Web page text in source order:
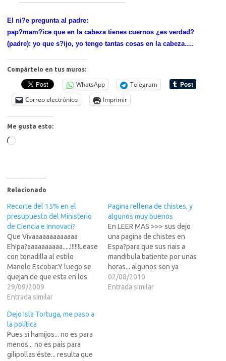
El ni?e pregunta al padre:
pap?mam?ice que en la cabeza tienes cuernos ¿es verdad?
(padre): yo que s?ijo, yo tengo tantas cosas en la cabeza….
Compártelo en tus muros:
WhatsApp
Telegram
Correo electrónico
Imprimir
Me gusta esto:
Cargando...
Relacionado
Recorte del 15% en el
presupuesto del Ministerio
de Ciencia e Innovaci?
Que Vivaaaaaaaaaaaaa
Eh!pa?aaaaaaaaaa.....!!!!!!Lease
con tonadilla al estilo
Manolo Escobar.Y luego se
quejan de que esta en los
paises de la cola en temas
tecnologicos... con acciones
Menos mal que hace Diez a?
me vine para los USA, y
aunque aqui la cosa tambien
jodidilla, creo que esta…
29/09/2009
Entrada similar
Pagina rellena de chistes, y
algunos muy buenos
En LEER MAS >>> sus dejo
una pagina de chistes en
Espa?para que sus riais a
mandibula batiente por unas
horas... algunos son ya
conocidos por todos, pero
otros son bastante
02/08/2010
Entrada similar
Dejo Isla Tortuga, me paso a
la política
Pues si hamijos... no es para
menos... no es país para
gilipollas éste... resulta que